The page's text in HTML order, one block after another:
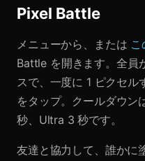
Pixel Battle
メニューから、または こ
Battle を開きます。全員
スで、一度に 1 ピクセル
をタップ。クールダウン
秒、Ultra 3 秒です。
友達と協力して、誰かに